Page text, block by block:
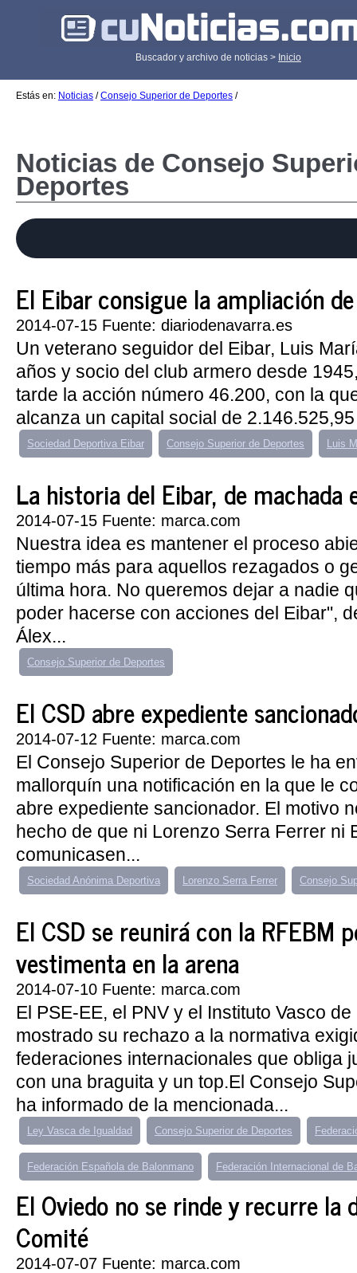
Buscador y archivo de noticias > Inicio
Estás en: Noticias /Consejo Superior de Deportes /
Noticias de Consejo
Deportes
El Eibar consigue la ampliación
2014-07-15 Fuente: diariodenavarra.es
Un veterano seguidor del Eibar, Luis
años y socio del club armero desde
tarde la acción número 46.200, con la
alcanza un capital social de
Sociedad Deportiva Eibar Consejo Superior de Deportes Luis
La historia del Eibar, de machada
2014-07-15 Fuente: marca.com
Nuestra idea es mantener el proceso
tiempo más para aquellos rezagados o
última hora. No queremos dejar a nadie
poder hacerse con acciones del Eibar",
Álex...
Consejo Superior de Deportes
El CSD abre expediente
2014-07-12 Fuente: marca.com
El Consejo Superior de Deportes le ha
mallorquín una notificación en la que le
abre expediente sancionador. El motivo
hecho de que ni Lorenzo Serra Ferrer ni
comunicasen...
Sociedad Anónima Deportiva Lorenzo Serra Ferrer Consejo
El CSD se reunirá con la RFEBM
vestimenta en la arena
2014-07-10 Fuente: marca.com
El PSE-EE, el PNV y el Instituto Vasco
mostrado su rechazo a la normativa
federaciones internacionales que obliga
con una braguita y un top.El Consejo
ha informado de la mencionada...
Ley Vasca de Igualdad Consejo Superior de Deportes
Federación Española de Balonmano Federación Internacional de
El Oviedo no se rinde y recurre la
Comité
2014-07-07 Fuente: marca.com